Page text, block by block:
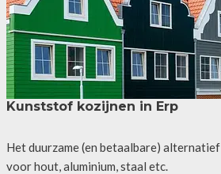
Kunststof kozijnen in Erp
Het duurzame (en betaalbare) alternatief
voor hout, aluminium, staal etc.